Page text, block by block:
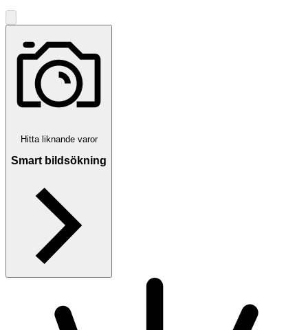
Hitta liknande varor
Smart bildsökning